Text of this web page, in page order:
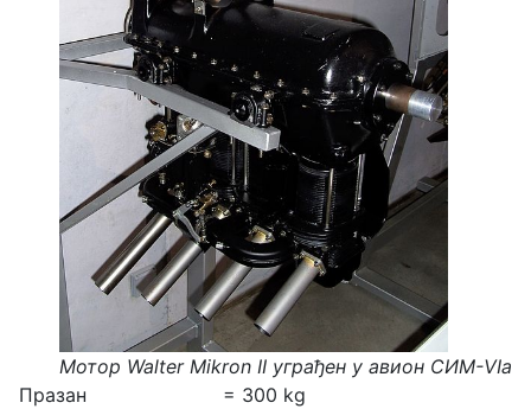
Мотор Walter Mikron II уграђeн у авион СИМ-VIa
Празан = 300 kg